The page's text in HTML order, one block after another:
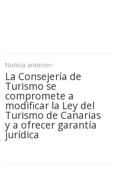
Noticia anterior:
La Consejería de
Turismo se
compromete a
modificar la Ley del
Turismo de Canarias
y a ofrecer garantía
jurídica